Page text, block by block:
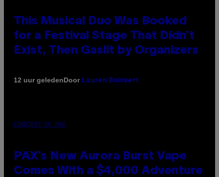
This Musical Duo Was Booked
for a Festival Stage That Didn’t
Exist, Then Gaslit by Organizers
12 uur geledenDoor Lauren Boisvert
COURTESY OF PAX
PAX’s New Aurora Burst Vape
Comes With a $4,000 Adventure